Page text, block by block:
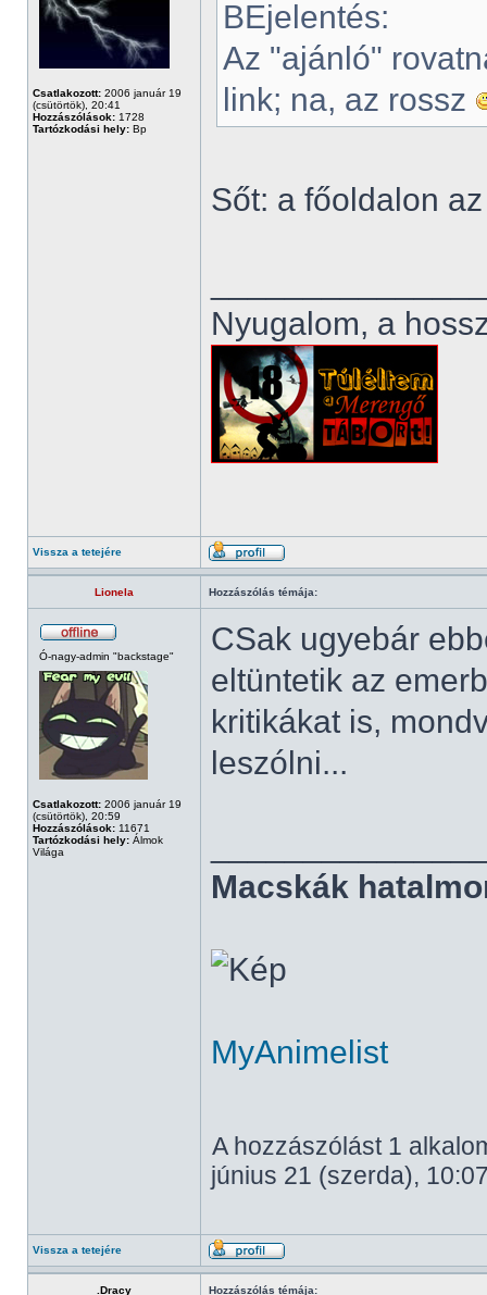
Csatlakozott: 2006 január 19
(csütörtök), 20:41
Hozzászólások: 1728
Tartózkodási hely: Bp
BEjelentés:
Az "ajánló"
link; na, az rossz
Sőt: a főoldalon
Nyugalom, a
Vissza a tetejére
Lionela Hozzászólás témája:
Ó-nagy-admin "backstage"
Csatlakozott: 2006 január 19
(csütörtök), 20:59
Hozzászólások: 11671
Tartózkodási hely: Álmok
Világa
CSak ugyebár
eltüntetik az
kritikákat is,
leszólni...
Macskák
MyAnimelist
A hozzászólást 1
június 21 (szerda),
Vissza a tetejére
.Dracy Hozzászólás témája: